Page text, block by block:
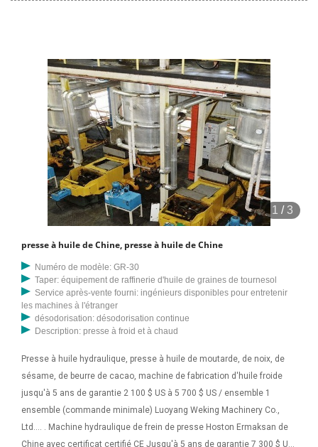
1 /3
presse à huile de Chine, presse à huile de Chine
Numéro de modèle: GR-30
Taper: équipement de raffinerie d'huile de graines de tournesol
Service après-vente fourni: ingénieurs disponibles pour entretenir
les machines à l'étranger
désodorisation: désodorisation continue
Description: presse à froid et à chaud
Presse à huile hydraulique, presse à huile de moutarde, de noix, de
sésame, de beurre de cacao, machine de fabrication d'huile froide
jusqu'à 5 ans de garantie 2 100 $ US à 5 700 $ US / ensemble 1
ensemble (commande minimale) Luoyang Weking Machinery Co.,
Ltd.... . Machine hydraulique de frein de presse Hoston Ermaksan de
Chine avec certificat certifié CE Jusqu'à 5 ans de garantie 7 300 $ US